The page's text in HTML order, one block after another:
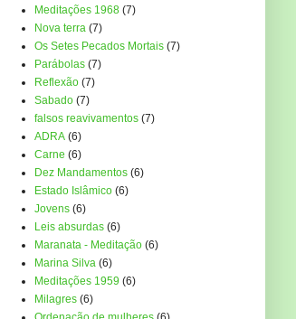
Meditações 1968 (7)
Nova terra (7)
Os Setes Pecados Mortais (7)
Parábolas (7)
Reflexão (7)
Sabado (7)
falsos reavivamentos (7)
ADRA (6)
Carne (6)
Dez Mandamentos (6)
Estado Islâmico (6)
Jovens (6)
Leis absurdas (6)
Maranata - Meditação (6)
Marina Silva (6)
Meditações 1959 (6)
Milagres (6)